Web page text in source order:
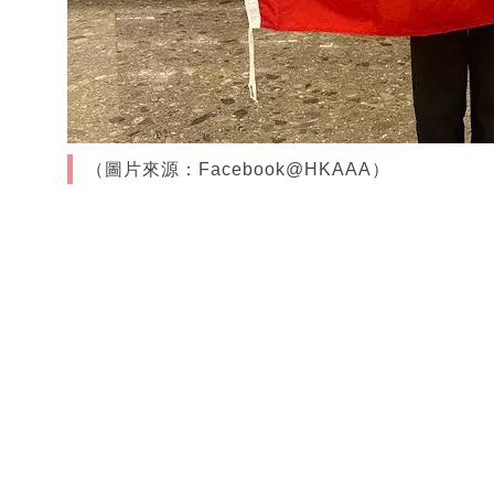
（圖片來源：Facebook@HKAAA）